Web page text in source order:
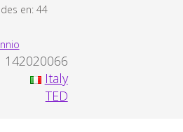
en: 44
142020066
Italy
TED